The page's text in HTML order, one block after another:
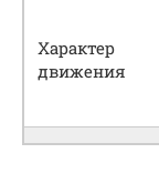
Характер
движения